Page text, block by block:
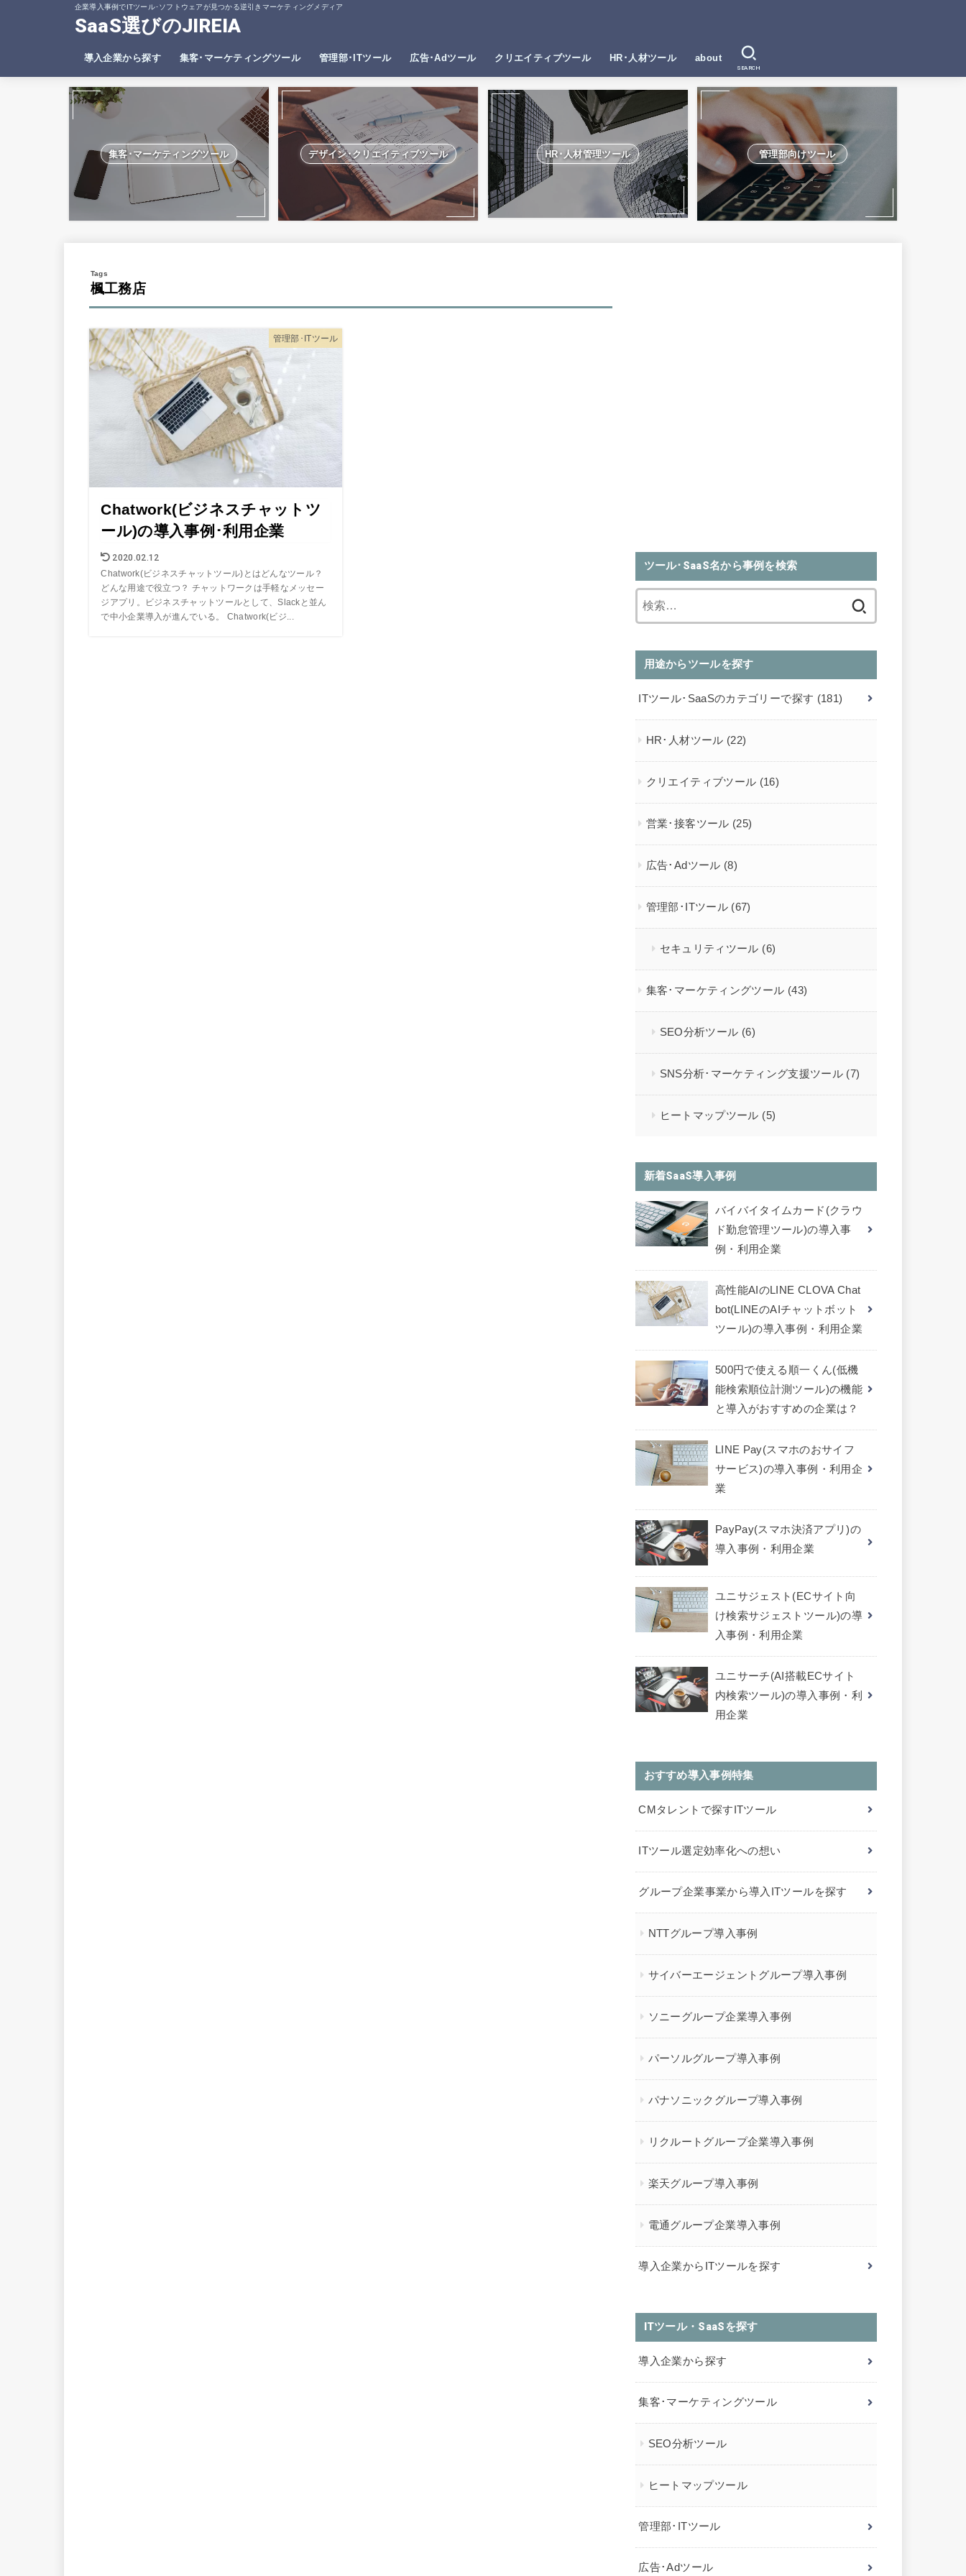
企業導入事例でITツール･ソフトウェアが見つかる逆引きマーケティングメディア
SaaS選びのJIREIA
導入企業から探す 集客･マーケティングツール
SEO分析ツール
ヒートマップツール
管理部･ITツール 広告･Adツール クリエイティブツール HR･人材ツール about
SEARCH
集客･マーケティングツール デザイン･クリエイティブツール HR･人材管理ツール 管理部向けツール
楓工務店
管理部･ITツール
Chatwork(ビジネスチャットツ
ール)の導入事例･利用企業
2020.02.12
Chatwork(ビジネスチャットツール)とはどんなツール？
どんな用途で役立つ？ チャットワークは手軽なメッセー
ジアプリ。ビジネスチャットツールとして、Slackと並ん
で中小企業導入が進んでいる。 Chatwork(ビジ...
ツール･SaaS名から事例を検索
用途からツールを探す
ITツール･SaaSのカテゴリーで探す (181)
HR･人材ツール (22)
クリエイティブツール (16)
営業･接客ツール (25)
広告･Adツール (8)
管理部･ITツール (67)
セキュリティツール (6)
集客･マーケティングツール (43)
SEO分析ツール (6)
SNS分析･マーケティング支援ツール (7)
ヒートマップツール (5)
新着SaaS導入事例
バイバイタイムカード(クラウ
ド勤怠管理ツール)の導入事
例・利用企業
高性能AIのLINE CLOVA Chat
bot(LINEのAIチャットボット
ツール)の導入事例・利用企業
500円で使える順一くん(低機
能検索順位計測ツール)の機能
と導入がおすすめの企業は？
LINE Pay(スマホのおサイフ
サービス)の導入事例・利用企
業
PayPay(スマホ決済アプリ)の
導入事例・利用企業
ユニサジェスト(ECサイト向
け検索サジェストツール)の導
入事例・利用企業
ユニサーチ(AI搭載ECサイト
内検索ツール)の導入事例・利
用企業
おすすめ導入事例特集
CMタレントで探すITツール
ITツール選定効率化への想い
グループ企業事業から導入ITツールを探す
NTTグループ導入事例
サイバーエージェントグループ導入事例
ソニーグループ企業導入事例
パーソルグループ導入事例
パナソニックグループ導入事例
リクルートグループ企業導入事例
楽天グループ導入事例
電通グループ企業導入事例
導入企業からITツールを探す
ITツール・SaaSを探す
導入企業から探す
集客･マーケティングツール
SEO分析ツール
ヒートマップツール
管理部･ITツール
広告･Adツール